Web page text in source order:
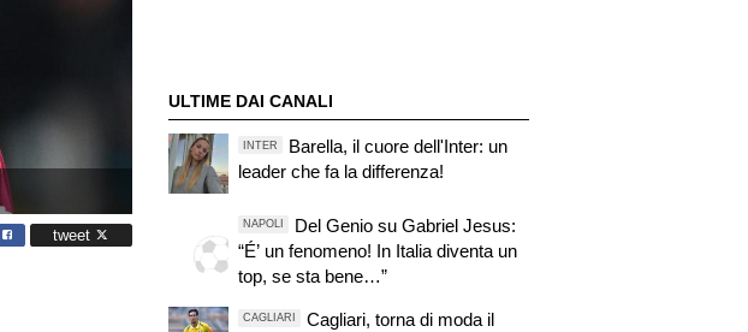
tweet
ULTIME DAI CANALI
INTER
Barella, il cuore dell'Inter: un
leader che fa la differenza!
NAPOLI
Del Genio su Gabriel Jesus:
“É’ un fenomeno! In Italia diventa un
top, se sta bene…”
CAGLIARI
Cagliari, torna di moda il